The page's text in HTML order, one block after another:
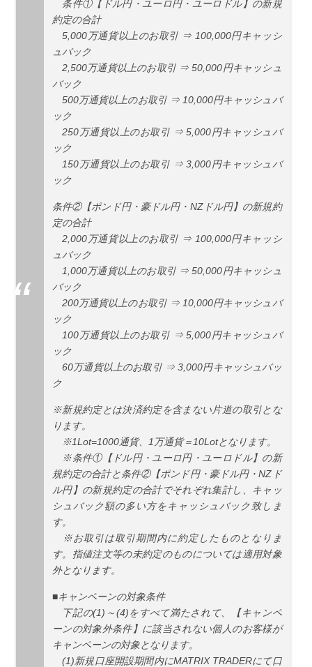
条件①【ドル円・ユーロ円・ユーロドル】の新規
約定の合計
5,000万通貨以上のお取引 ⇒ 100,000円キャッシ
ュバック
2,500万通貨以上のお取引 ⇒ 50,000円キャッシュ
バック
500万通貨以上のお取引 ⇒ 10,000円キャッシュバ
ック
250万通貨以上のお取引 ⇒ 5,000円キャッシュバ
ック
150万通貨以上のお取引 ⇒ 3,000円キャッシュバ
ック
条件②【ポンド円・豪ドル円・NZドル円】の新規約
定の合計
2,000万通貨以上のお取引 ⇒ 100,000円キャッシ
ュバック
1,000万通貨以上のお取引 ⇒ 50,000円キャッシュ
バック
200万通貨以上のお取引 ⇒ 10,000円キャッシュバ
ック
100万通貨以上のお取引 ⇒ 5,000円キャッシュバ
ック
60万通貨以上のお取引 ⇒ 3,000円キャッシュバッ
ク
※新規約定とは決済約定を含まない片道の取引とな
ります。
※1Lot=1000通貨、1万通貨＝10Lotとなります。
※条件①【ドル円・ユーロ円・ユーロドル】の新
規約定の合計と条件②【ポンド円・豪ドル円・NZド
ル円】の新規約定の合計でそれぞれ集計し、キャッ
シュバック額の多い方をキャッシュバック致しま
す。
※お取引は取引期間内に約定したものとなりま
す。指値注文等の未約定のものについては適用対象
外となります。
■キャンペーンの対象条件
下記の(1)～(4)をすべて満たされて、【キャンペ
ーンの対象外条件】に該当されない個人のお客様が
キャンペーンの対象となります。
(1)新規口座開設期間内にMATRIX TRADERにて口